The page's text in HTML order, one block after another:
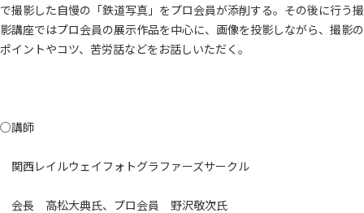
で撮影した自慢の「鉄道写真」をプロ会員が添削する。その後に行う撮
影講座ではプロ会員の展示作品を中心に、画像を投影しながら、撮影の
ポイントやコツ、苦労話などをお話しいただく。
○講師
関西レイルウェイフォトグラファーズサークル
会長 高松大典氏、プロ会員 野沢敬次氏